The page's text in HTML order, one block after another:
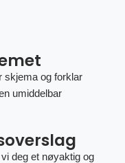
skjema og forklar
umiddelbar
deg et nøyaktig og